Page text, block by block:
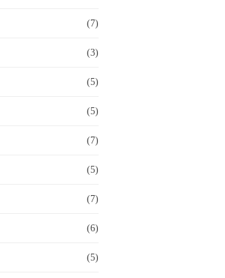
(7)
(3)
(5)
(5)
(7)
(5)
(7)
(6)
(5)